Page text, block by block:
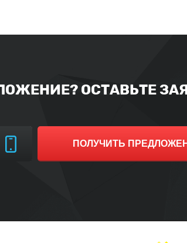
ОСТАВЬТЕ
ПОЛУЧИТЬ